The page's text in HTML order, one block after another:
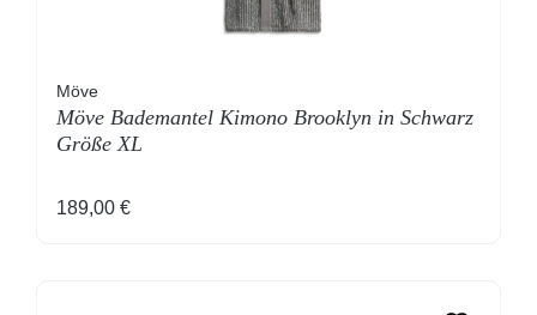
Möve
Möve Bademantel Kimono Brooklyn in Schwarz
Größe XL
Regulärer Preis:
189,00 €